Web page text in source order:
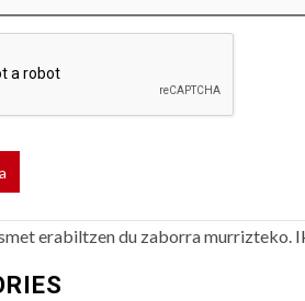
erabiltzen du zaborra murrizteko.